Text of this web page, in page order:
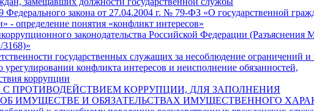
Федерального закона от 27.04.2004 г. № 79-ФЗ «О государственной
- определение понятия «конфликт интересов»
законодательства Российской Федерации (Разъяснения
государственных служащих за несоблюдение ограничений и
конфликта интересов и неисполнение обязанностей,
коррупции
ПРОТИВОДЕЙСТВИЕМ КОРРУПЦИИ, ДЛЯ ЗАПОЛНЕНИЯ
ИМУЩЕСТВЕ И ОБЯЗАТЕЛЬСТВАХ ИМУЩЕСТВЕННОГО